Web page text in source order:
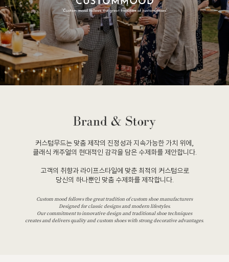
커스텀무드는 맞춤 제작의 진정성과 지속가능한 가치 위에,
클래식 캐주얼의 현대적인 감각을 담은 수제화를 제안합니다.
고객의 취향과 라이프스타일에 맞춘 최적의 커스텀으로
당신의 하나뿐인 맞춤 수제화를 제작합니다.
Custom mood follows the great tradition of custom shoe manufacturers
Designed for classic designs and modern lifestyles.
Our commitment to innovative design and traditional shoe techniques
creates and delivers quality and custom shoes with strong decorative advantages.